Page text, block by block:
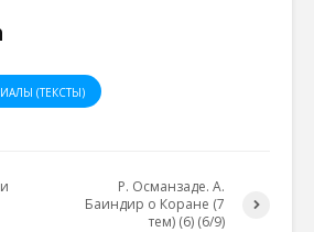
(ТЕКСТЫ)
Р. Османзаде. А.
Баиндир о Коране (7
тем) (6) (6/9)